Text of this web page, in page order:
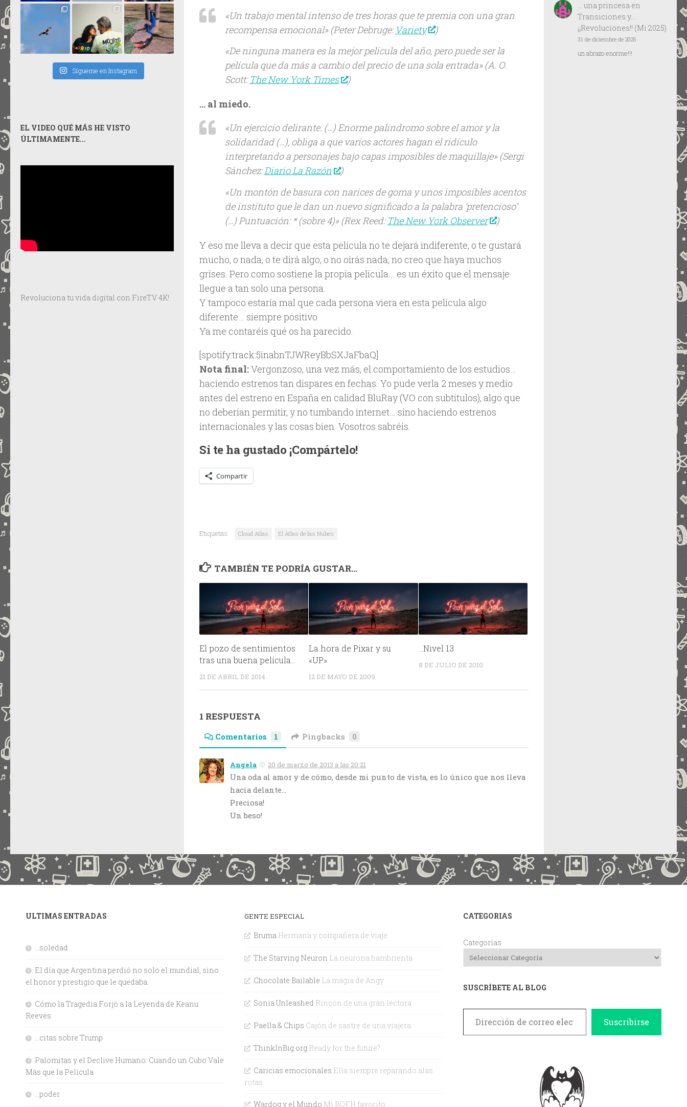
«Un trabajo mental intenso de tres horas que te premia con una gran
recompensa emocional»(Peter Debruge: Variety
)
«De ninguna manera es la mejor película del año, pero puede ser la
película que da más a cambio del precio de una sola entrada»(A. O.
Scott: The New York Times
)
… al miedo.
«Un ejercicio delirante. (…) Enorme palíndromo sobre el amor y la
solidaridad (…), obliga a que varios actores hagan el ridículo
interpretando a personajes bajo capas imposibles de maquillaje»(Sergi
Sánchez:Diario La Razón
)
«Un montón de basura con narices de goma y unos imposibles acentos
de instituto que le dan un nuevo significado a la palabra ‘pretencioso’
(…) Puntuación: * (sobre 4)»(Rex Reed: The New York Observer
)
Y eso me lleva a decir que esta película no te dejará indiferente, o te gustará
mucho, o nada, o te dirá algo, o no oirás nada, no creo que haya muchos
grises. Pero como sostiene la propia película… es un éxito que el mensaje
llegue a tan solo una persona.
Y tampoco estaría mal que cada persona viera en esta película algo
diferente… siempre positivo.
Ya me contaréis qué os ha parecido.
[spotify:track:5inabnTJWReyBbSXJaFbaQ]
Nota final:Vergonzoso, una vez más, el comportamiento de los estudios…
haciendo estrenos tan dispares en fechas. Yo pude verla 2 meses y medio
antes del estreno en España en calidad BluRay (VO con subtítulos), algo que
no deberían permitir, y no tumbando internet… sino haciendo estrenos
internacionales y las cosas bien. Vosotros sabréis.
Si te ha gustado ¡Compártelo!
Compartir
Etiquetas: Cloud Atlas El Atlas de las Nubes
TAMBIÉN TE PODRÍA GUSTAR...
El pozo de sentimientos
tras una buena película…
21 DE ABRIL DE 2014
La hora de Pixar y su
«UP»
12 DE MAYO DE 2009
…Nivel 13
8 DE JULIO DE 2010
1 RESPUESTA
Comentarios 1 Pingbacks 0
Angela 20 de marzo de 2013 a las 20:21
Una oda al amor y de cómo, desde mi punto de vista, es lo único que nos lleva
hacia delante…
Preciosa!
Un beso!
Sígueme en Instagram
EL VIDEO QUÉ MÁS HE VISTO
ÚLTIMAMENTE...
Revoluciona tu vida digital con FireTV 4K!
… una princesaen
Transiciones y…
¡¡Revoluciones!! (Mi 2025)
31 de diciembre de 2025
un abrazo enorme!!!
ULTIMAS ENTRADAS
…soledad
El día que Argentina perdió no solo el mundial, sino
el honor y prestigio que le quedaba.
Cómo la Tragedia Forjó a la Leyenda de Keanu
Reeves
…citas sobre Trump
Palomitas y el Declive Humano: Cuando un Cubo Vale
Más que la Película
…poder
GENTE ESPECIAL
Bruma Hermana y compañera de viaje
The Starving Neuron La neurona hambrienta
Chocolate Bailable La magia de Angy
Sonia Unleashed Rincón de una gran lectora
Paella & Chips Cajón de sastre de una viajera
ThinkInBig.orgReady for the future?
Caricias emocionales Ella siempre reparando alas
rotas
Wardog y el Mundo Mi BOFH favorito
CATEGORIAS
Categorías
SUSCRÍBETE AL BLOG
Dirección de correo electrónico
Suscribirse